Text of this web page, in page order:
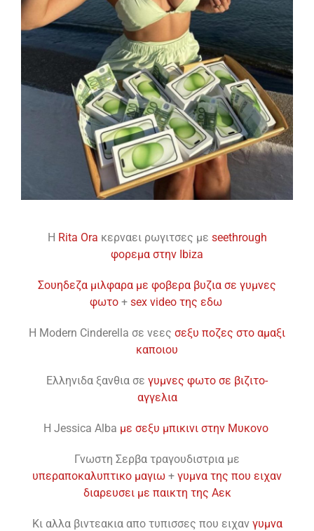
H Rita Ora κερναει ρωγιτσες με seethrough
φορεμα στην Ibiza
Σουηδεζα μιλφαρα με φοβερα βυζια σε γυμνες
φωτο+ sex video της εδω
H Modern Cinderella σε νεες σεξυ ποζες στο αμαξι
καποιου
Eλληνιδα ξανθια σε γυμνες φωτο σε βιζιτο-
αγγελια
H Jessica Alba με σεξυ μπικινι στην Μυκονο
Γνωστη Σερβα τραγουδιστρια με
υπεραποκαλυπτικο μαγιω + γυμνα της που ειχαν
διαρευσει με παικτη της Αεκ
Kι αλλα βιντεακια απο τυπισσες που ειχαν γυμνα